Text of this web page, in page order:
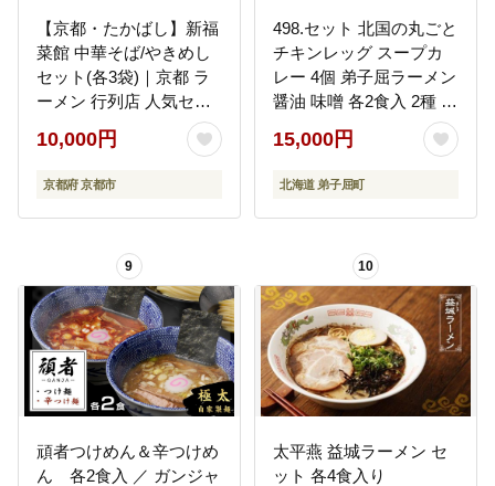
【京都・たかばし】新福
菜館 中華そば/やきめし
セット(各3袋)｜京都 ラ
ーメン 行列店 人気セッ
ト［ 老舗中華そば専門
店 行列店 有名店 秘伝焦
がし?油タレ使用 中華そ
食品 長期保存 人気 おす
料無料 ふるさと納税 ］
10,000円
京都府 京都市
498.セット 北国の丸ごと
チキンレッグ スープカ
レー 4個 弟子屈ラーメン
醤油 味噌 各2食入 2種 送
料無料 北海道 弟子屈町
15,000円
北海道 弟子屈町
9
頑者つけめん＆辛つけめ
ん 各2食入 ／ ガンジャ
10
太平燕 益城ラーメン セ
ット 各4食入り